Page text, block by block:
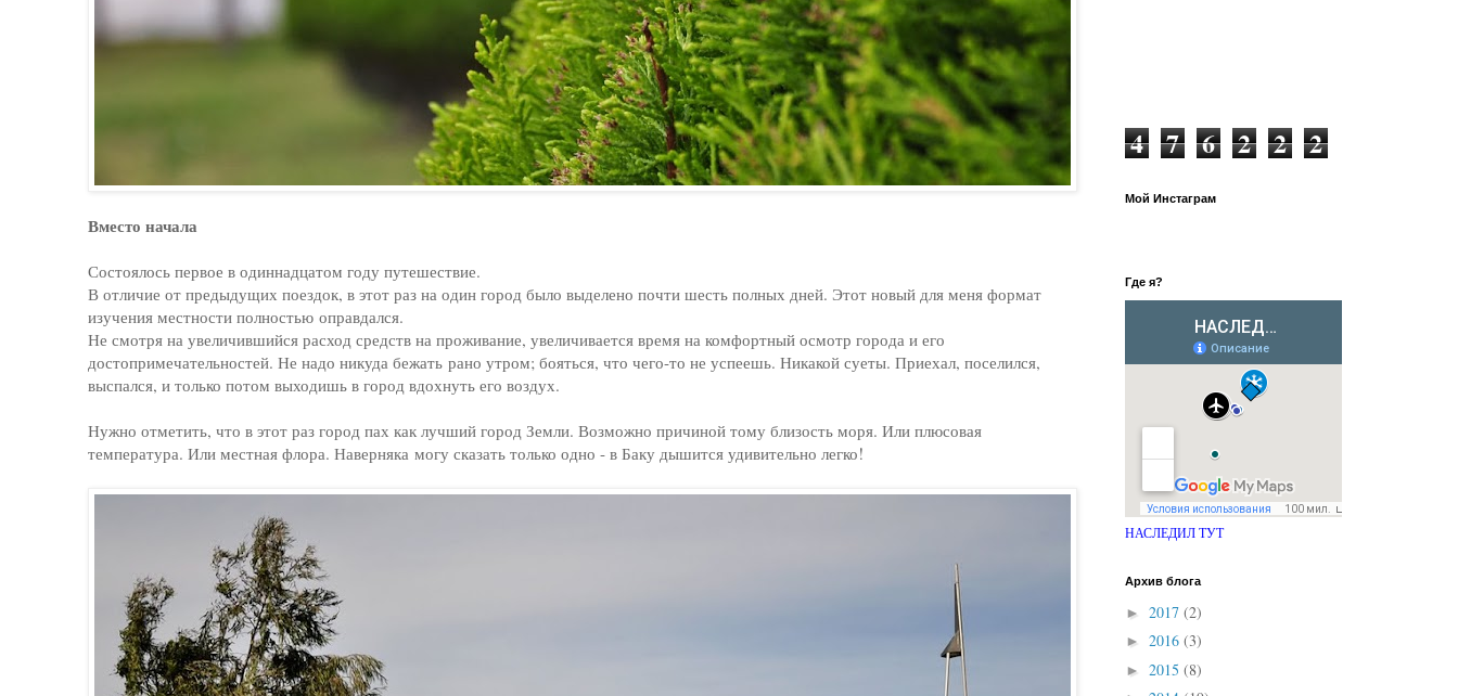
Вместо начала
Состоялось первое в одиннадцатом году путешествие.
В отличие от предыдущих поездок, в этот раз на один город было выделено почти шесть полных дней. Этот новый для меня формат
изучения местности полностью оправдался.
Не смотря на увеличившийся расход средств на проживание, увеличивается время на комфортный осмотр города и его
достопримечательностей. Не надо никуда бежать рано утром; бояться, что чего-то не успеешь. Никакой суеты. Приехал, поселился,
выспался, и только потом выходишь в город вдохнуть его воздух.
Нужно отметить, что в этот раз город пах как лучший город Земли. Возможно причиной тому близость моря. Или плюсовая
температура. Или местная флора. Наверняка могу сказать только одно - в Баку дышится удивительно легко!
4 7 6 2 2 2
Мой Инстаграм
Где я?
НАСЛЕДИЛ ТУТ
Архив блога
► 2017 (2)
► 2016 (3)
► 2015 (8)